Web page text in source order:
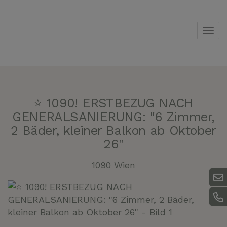
⭐ 1090! ERSTBEZUG NACH
GENERALSANIERUNG: "6 Zimmer,
2 Bäder, kleiner Balkon ab Oktober
26"
1090 Wien